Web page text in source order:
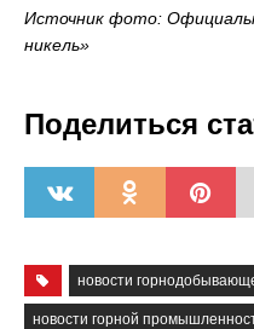
Источник фото:
никель»
Поделиться
новости
новости горной